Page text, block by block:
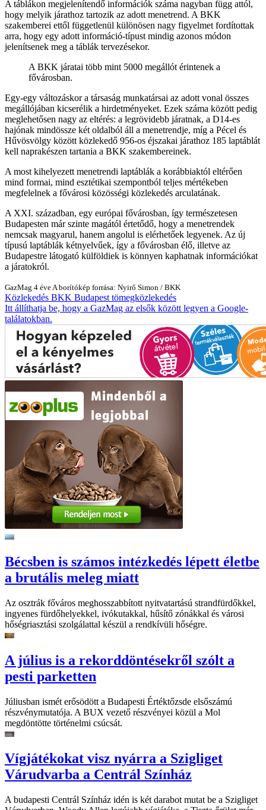
A táblákon megjelenítendő információk száma nagyban függ attól,
hogy melyik járathoz tartozik az adott menetrend. A BKK
szakemberei ettől függetlenül különösen nagy figyelmet fordítottak
arra, hogy egy adott információ-típust mindig azonos módon
jelenítsenek meg a táblák tervezésekor.
A BKK járatai több mint 5000 megállót érintenek a
fővárosban.
Egy-egy változáskor a társaság munkatársai az adott vonal összes
megállójában kicserélik a hirdetményeket. Ezek száma között pedig
meglehetősen nagy az eltérés: a legrövidebb járatnak, a D14-es
hajónak mindössze két oldalból áll a menetrendje, míg a Pécel és
Hűvösvölgy között közlekedő 956-os éjszakai járathoz 185 laptáblát
kell naprakészen tartania a BKK szakembereinek.
A most kihelyezett menetrendi laptáblák a korábbiaktól eltérően
mind formai, mind esztétikai szempontból teljes mértékeben
megfelelnek a fővárosi közösségi közlekedés arculatának.
A XXI. században, egy európai fővárosban, így természetesen
Budapesten már szinte magától értetődő, hogy a menetrendek
nemcsak magyarul, hanem angolul is elérhetőek legyenek. Az új
típusú laptáblák kétnyelvűek, így a fővárosban élő, illetve az
Budapestre látogató külföldiek is könnyen kaphatnak információkat
a járatokról.
GazMag 4 éve A borítókép forrása: Nyirő Simon / BKK
Közlekedés BKK Budapest tömegközlekedés
Itt állíthatja be, hogy a GazMag az elsők között legyen a Google-
találatokban.
Bécsben is számos intézkedés lépett életbe
a brutális meleg miatt
Az osztrák főváros meghosszabbított nyitvatartású strandfürdőkkel,
ingyenes fürdőhelyekkel, ivókutakkal, hűsítő zónákkal és városi
hőségriasztási szolgálattal készül a rendkívüli hőségre.
A július is a rekorddöntésekről szólt a
pesti parketten
Júliusban ismét erősödött a Budapesti Értéktőzsde elsőszámú
részvénymutatója. A BUX vezető részvényei közül a Mol
megdöntötte történelmi csúcsát.
Vígjátékokat visz nyárra a Szigliget
Várudvarba a Centrál Színház
A budapesti Centrál Színház idén is két darabot mutat be a Szigliget